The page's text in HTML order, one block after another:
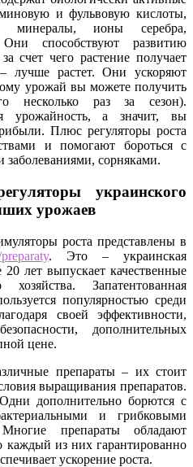
и фульвовую кислоты,
минералы, ионы серебра,
способствуют развитию
счет чего растение получает
лучше растет. Они ускоряют
урожай вы можете получить
несколько раз за сезон).
урожайность, а значит, вы
Плюс регуляторы роста
и помогают бороться с
сорняками.
украинского
урожаев
роста представлены в
. Это – украинская
лет выпускает качественные
Запатентованная
популярностью среди
своей эффективности,
дополнительных
цене.
препараты – их стоит
выращивания препаратов.
дополнительно борются с
и грибковыми
препараты обладают
из них гарантированно
ускорение роста.